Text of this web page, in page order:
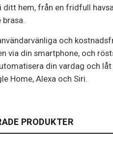
ditt hem, från en fridfull
brasa.
och
via din smartphone, och
din vardag och
Home, Alexa och Siri.
PRODUKTER